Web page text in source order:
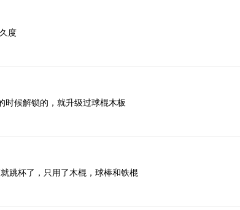
度
候解锁的，就升级过球棍木板
跳杯了，只用了木棍，球棒和铁棍